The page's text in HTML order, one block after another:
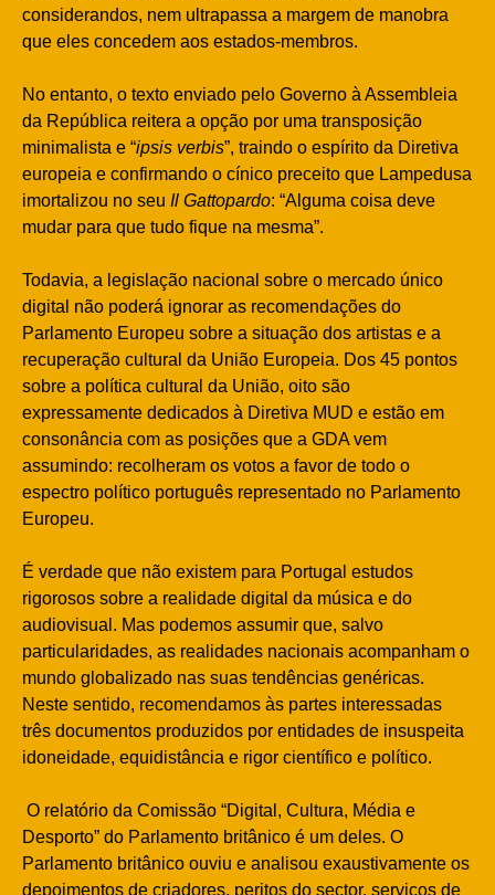
considerandos, nem ultrapassa a margem de manobra
que eles concedem aos estados-membros.
No entanto, o texto enviado pelo Governo à Assembleia
da República reitera a opção por uma transposição
minimalista e “ipsis verbis”, traindo o espírito da Diretiva
europeia e confirmando o cínico preceito que Lampedusa
imortalizou no seu Il Gattopardo: “Alguma coisa deve
mudar para que tudo fique na mesma”.
Todavia, a legislação nacional sobre o mercado único
digital não poderá ignorar as recomendações do
Parlamento Europeu sobre a situação dos artistas e a
recuperação cultural da União Europeia. Dos 45 pontos
sobre a política cultural da União, oito são
expressamente dedicados à Diretiva MUD e estão em
consonância com as posições que a GDA vem
assumindo: recolheram os votos a favor de todo o
espectro político português representado no Parlamento
Europeu.
É verdade que não existem para Portugal estudos
rigorosos sobre a realidade digital da música e do
audiovisual. Mas podemos assumir que, salvo
particularidades, as realidades nacionais acompanham o
mundo globalizado nas suas tendências genéricas.
Neste sentido, recomendamos às partes interessadas
três documentos produzidos por entidades de insuspeita
idoneidade, equidistância e rigor científico e político.
O relatório da Comissão “Digital, Cultura, Média e
Desporto” do Parlamento britânico é um deles. O
Parlamento britânico ouviu e analisou exaustivamente os
depoimentos de criadores, peritos do sector, serviços de